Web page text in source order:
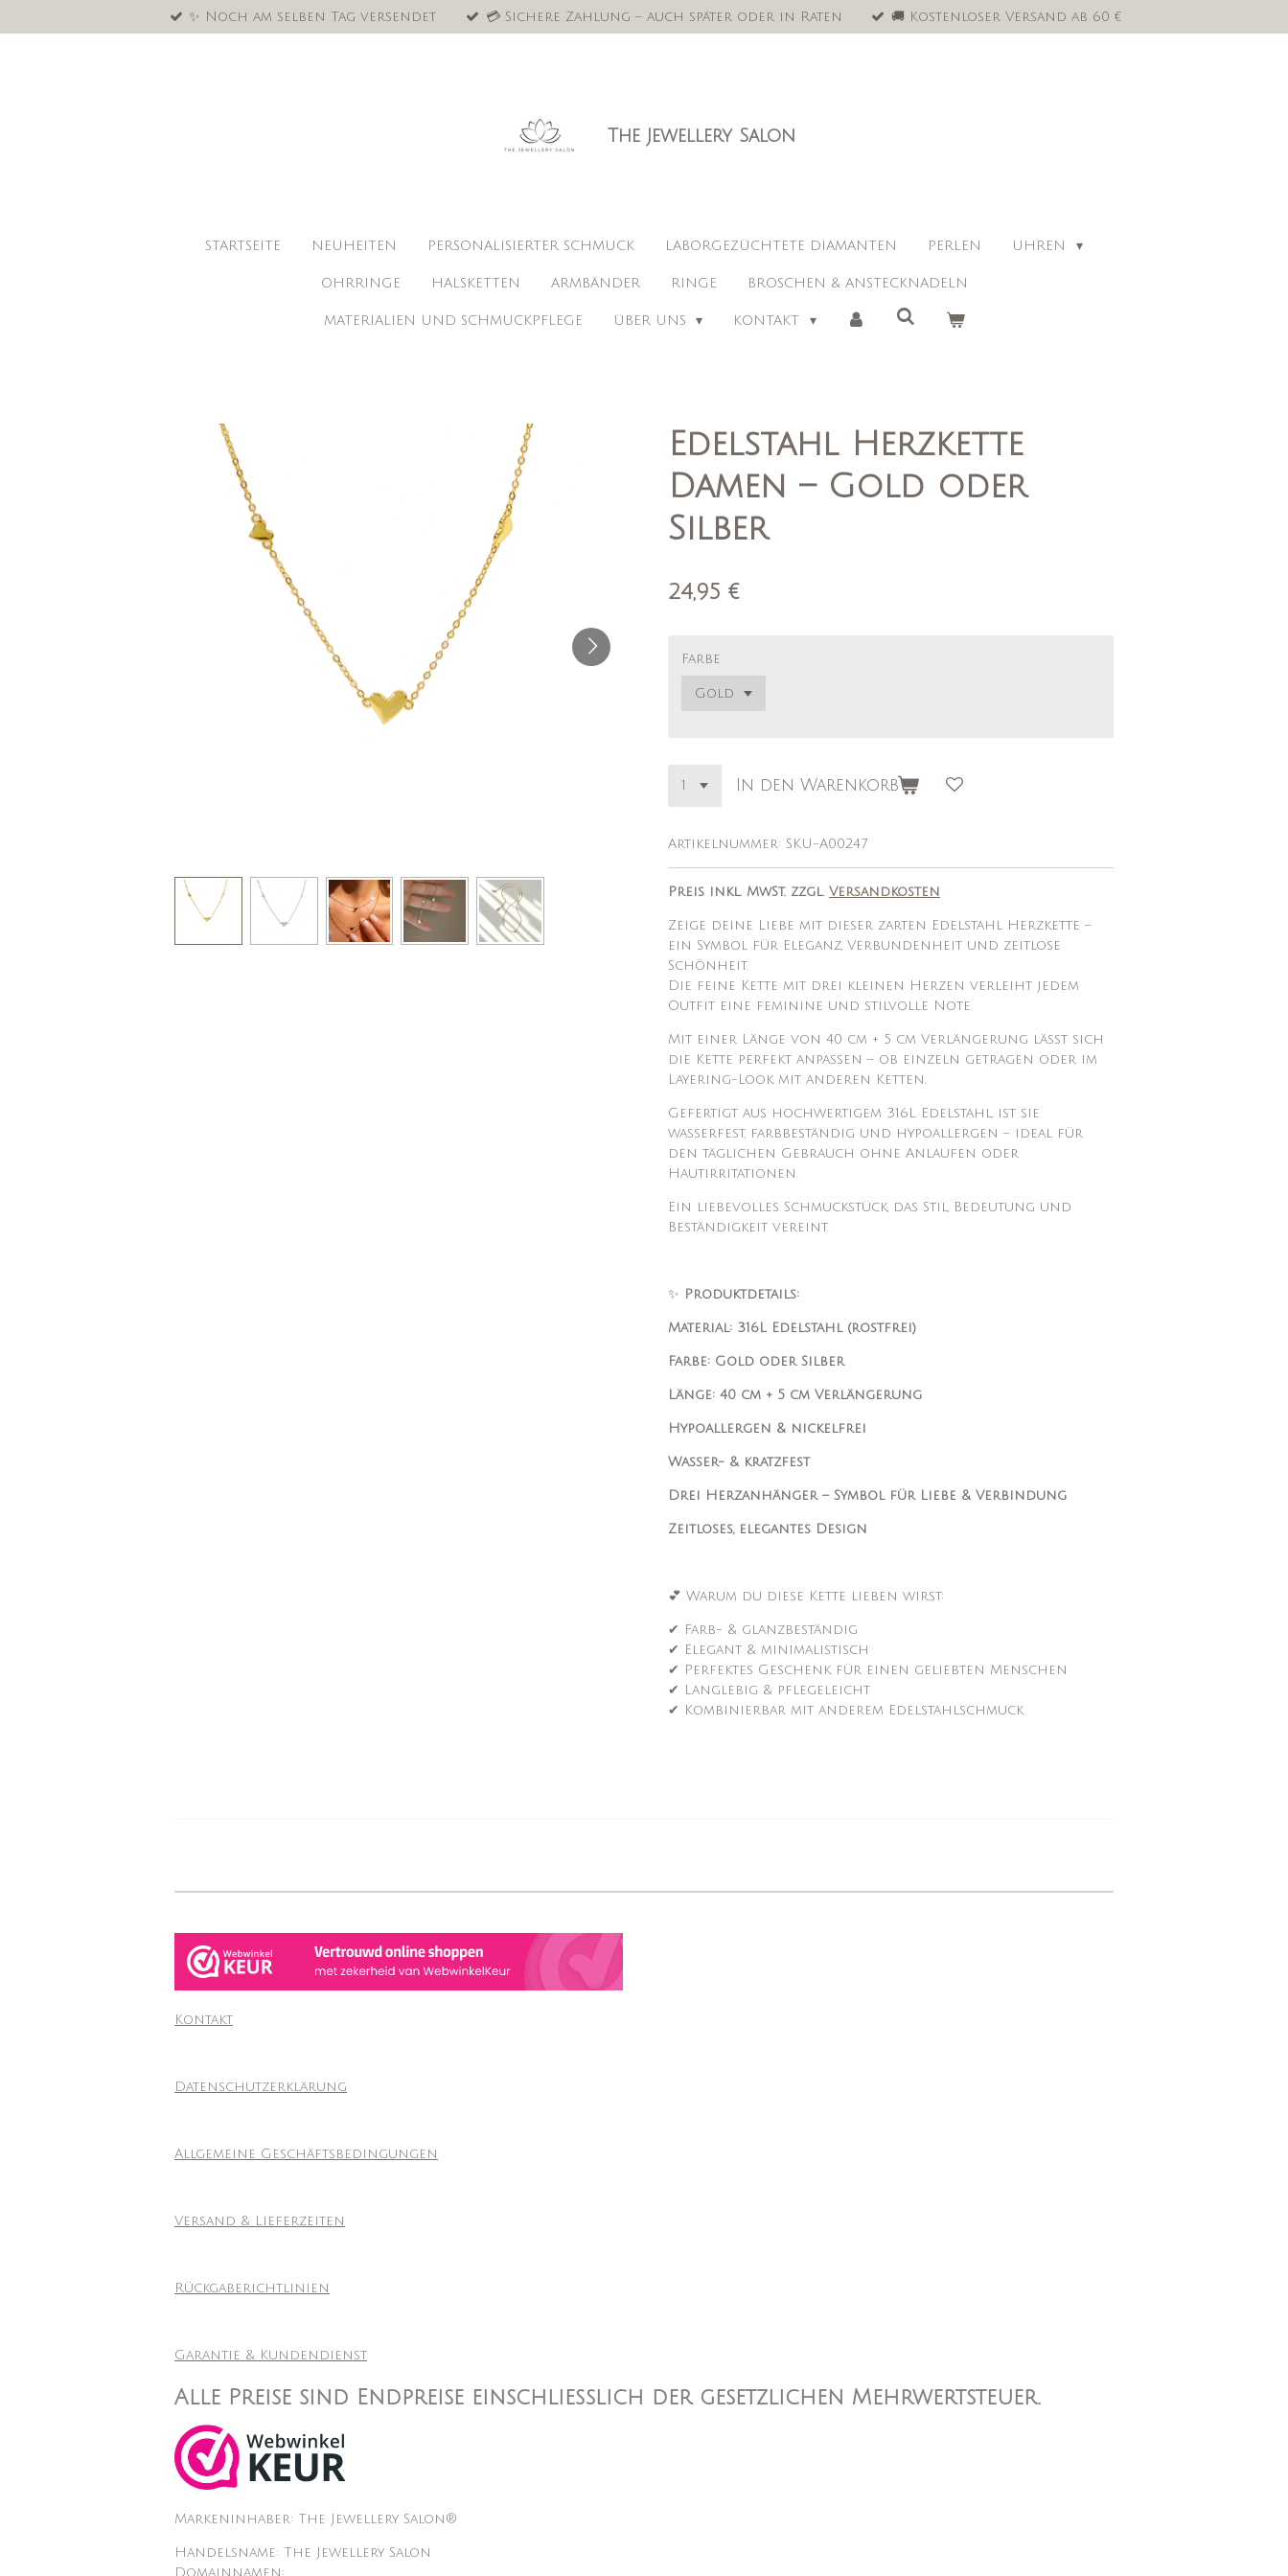
Hauptinhalt
✨ Noch am selben Tag versendet 💳 Sichere Zahlung – auch später oder in Raten 🚚 Kostenloser Versand ab 60 €
The Jewellery Salon
STARTSEITE NEUHEITEN PERSONALISIERTER SCHMUCK LABORGEZÜCHTETE DIAMANTEN PERLEN UHREN
OHRRINGE HALSKETTEN ARMBÄNDER RINGE BROSCHEN & ANSTECKNADELN
MATERIALIEN UND SCHMUCKPFLEGE ÜBER UNS KONTAKT
Edelstahl Herzkette
Damen – Gold oder
Silber
24,95 €
Farbe
In den Warenkorb
Artikelnummer: SKU-A00247
Preis inkl. MwSt. zzgl. Versandkosten
Zeige deine Liebe mit dieser zarten Edelstahl Herzkette –
ein Symbol für Eleganz, Verbundenheit und zeitlose
Schönheit.
Die feine Kette mit drei kleinen Herzen verleiht jedem
Outfit eine feminine und stilvolle Note.
Mit einer Länge von 40 cm + 5 cm Verlängerung lässt sich
die Kette perfekt anpassen – ob einzeln getragen oder im
Layering-Look mit anderen Ketten.
Gefertigt aus hochwertigem 316L Edelstahl, ist sie
wasserfest, farbbeständig und hypoallergen – ideal für
den täglichen Gebrauch ohne Anlaufen oder
Hautirritationen.
Ein liebevolles Schmuckstück, das Stil, Bedeutung und
Beständigkeit vereint.
✨ Produktdetails:
Material: 316L Edelstahl (rostfrei)
Farbe: Gold oder Silber
Länge: 40 cm + 5 cm Verlängerung
Hypoallergen & nickelfrei
Wasser- & kratzfest
Drei Herzanhänger – Symbol für Liebe & Verbindung
Zeitloses, elegantes Design
💕 Warum du diese Kette lieben wirst:
✔ Farb- & glanzbeständig
✔ Elegant & minimalistisch
✔ Perfektes Geschenk für einen geliebten Menschen
✔ Langlebig & pflegeleicht
✔ Kombinierbar mit anderem Edelstahlschmuck
Kontakt
Datenschutzerklärung
Allgemeine Geschäftsbedingungen
Versand & Lieferzeiten
Rückgaberichtlinien
Garantie & Kundendienst
Alle Preise sind Endpreise einschließlich der gesetzlichen Mehrwertsteuer.
Markeninhaber: The Jewellery Salon®
Handelsname: The Jewellery Salon
Domainnamen: